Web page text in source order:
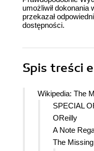
umożliwił dokonania
przekazał
dostępności.
Spis treści
Wikipedia: The
SPECIAL
OReilly
A Note
The